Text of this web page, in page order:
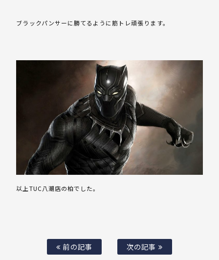
ブラックパンサーに勝てるように筋トレ頑張ります。
以上TUC八潮店の柏でした。
前の記事 次の記事